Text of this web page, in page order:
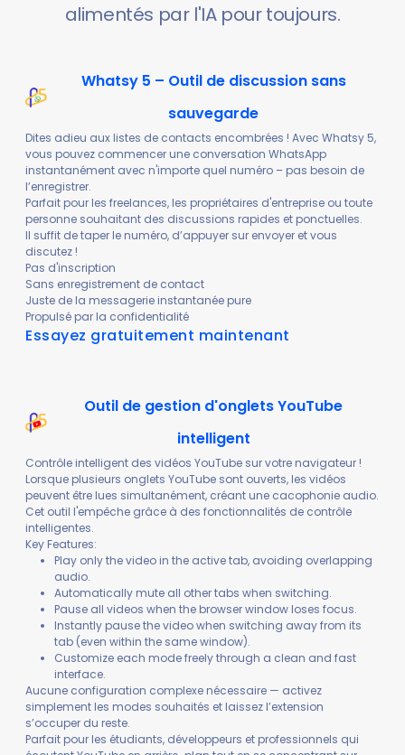
alimentés par l'IA pour toujours.
Whatsy 5 – Outil de discussion sans
sauvegarde
Dites adieu aux listes de contacts encombrées ! Avec Whatsy 5,
vous pouvez commencer une conversation WhatsApp
instantanément avec n'importe quel numéro – pas besoin de
l’enregistrer.
Parfait pour les freelances, les propriétaires d'entreprise ou toute
personne souhaitant des discussions rapides et ponctuelles.
Il suffit de taper le numéro, d’appuyer sur envoyer et vous
discutez !
Pas d'inscription
Sans enregistrement de contact
Juste de la messagerie instantanée pure
Propulsé par la confidentialité
Essayez gratuitement maintenant
Outil de gestion d'onglets YouTube
intelligent
Contrôle intelligent des vidéos YouTube sur votre navigateur !
Lorsque plusieurs onglets YouTube sont ouverts, les vidéos
peuvent être lues simultanément, créant une cacophonie audio.
Cet outil l'empêche grâce à des fonctionnalités de contrôle
intelligentes.
Key Features:
Play only the video in the active tab, avoiding overlapping
audio.
Automatically mute all other tabs when switching.
Pause all videos when the browser window loses focus.
Instantly pause the video when switching away from its
tab (even within the same window).
Customize each mode freely through a clean and fast
interface.
Aucune configuration complexe nécessaire — activez
simplement les modes souhaités et laissez l’extension
s’occuper du reste.
Parfait pour les étudiants, développeurs et professionnels qui